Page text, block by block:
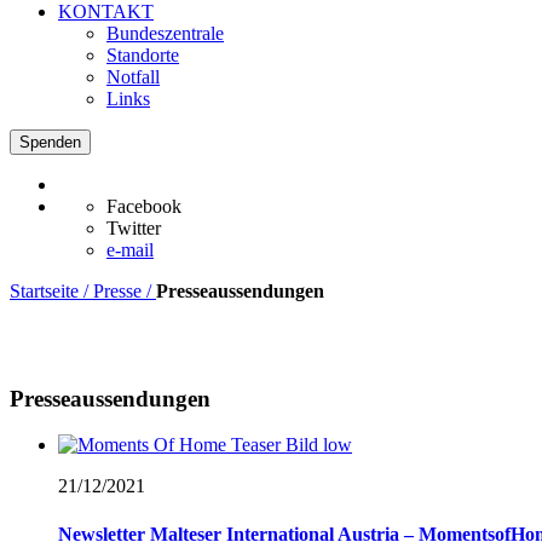
KONTAKT
Bundeszentrale
Standorte
Notfall
Links
Spenden
Facebook
Twitter
e-mail
Startseite / Presse /Presseaussendungen
Presseaussendungen
21/12/2021
Newsletter Malteser International Austria –